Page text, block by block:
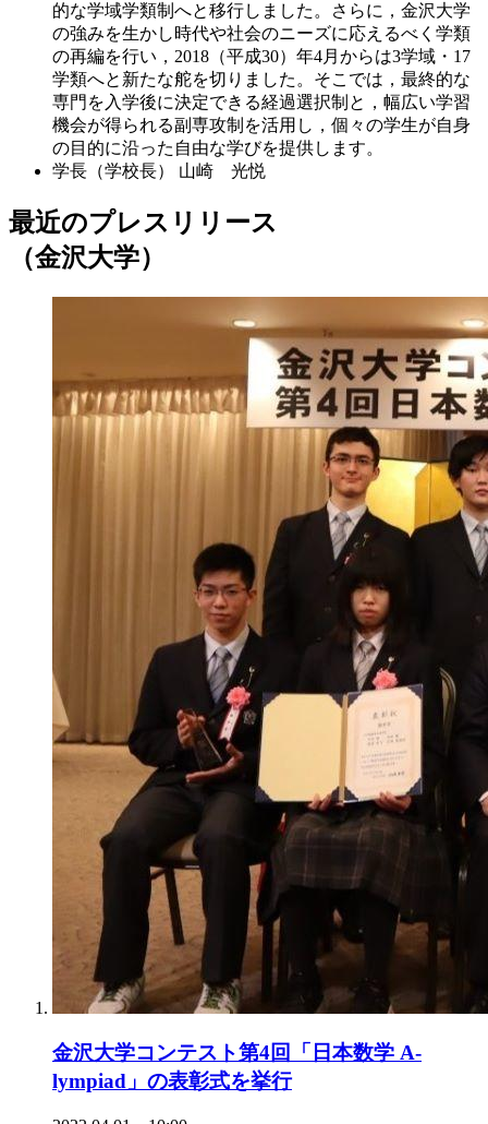
的な学域学類制へと移行しました。さらに，金沢大学
の強みを生かし時代や社会のニーズに応えるべく学類
の再編を行い，2018（平成30）年4月からは3学域・17
学類へと新たな舵を切りました。そこでは，最終的な
専門を入学後に決定できる経過選択制と，幅広い学習
機会が得られる副専攻制を活用し，個々の学生が自身
の目的に沿った自由な学びを提供します。
学長（学校長）
山崎 光悦
最近のプレスリリース
（金沢大学）
金沢大学コンテスト第4回「日本数学 A-
lympiad」の表彰式を挙行